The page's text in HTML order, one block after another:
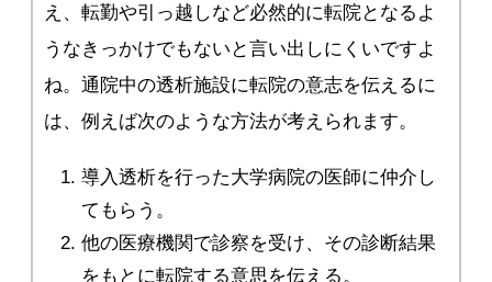
え、転勤や引っ越しなど必然的に転院となるよ
うなきっかけでもないと言い出しにくいですよ
ね。通院中の透析施設に転院の意志を伝えるに
は、例えば次のような方法が考えられます。
導入透析を行った大学病院の医師に仲介し
てもらう。
他の医療機関で診察を受け、その診断結果
をもとに転院する意思を伝える。